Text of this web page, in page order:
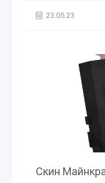
23.05.23
Скин